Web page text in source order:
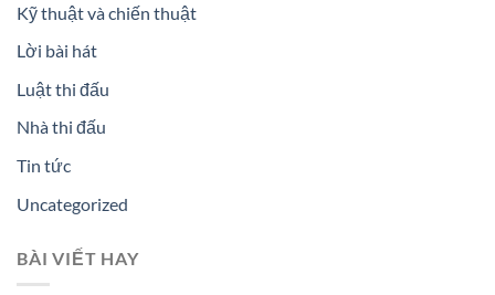
Kỹ thuật và chiến thuật
Lời bài hát
Luật thi đấu
Nhà thi đấu
Tin tức
Uncategorized
BÀI VIẾT HAY